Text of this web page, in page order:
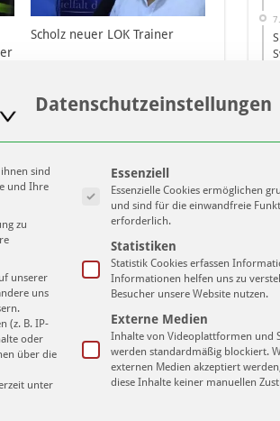
Scholz neuer LOK Trainer
1.FC Lok Leipzig – SV Einheit
vom 08.09.2013
Datenschutzeinstellungen
sind
und Ihre
zu
unserer
uns
(z. B. IP-
oder
über die
unter
Es folgt eine Liste der Service-
Essenziell
Essenzielle Cookies ermöglichen
und sind für die einwandfreie
erforderlich.
Statistiken
Statistik Cookies erfassen
Informationen helfen uns zu
Besucher unsere Website nutzen.
Externe Medien
Inhalte von Videoplattformen und
werden standardmäßig blockiert.
externen Medien akzeptiert
diese Inhalte keiner manuellen